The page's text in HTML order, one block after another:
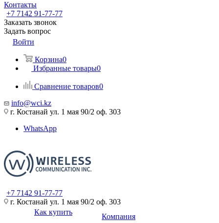
Контакты
+7 7142 91-77-77
Заказать звонок
Задать вопрос
Войти
Корзина0
Избранные товары0
Сравнение товаров0
info@wci.kz
г. Костанай ул. 1 мая 90/2 оф. 303
WhatsApp
+7 7142 91-77-77
г. Костанай ул. 1 мая 90/2 оф. 303
Как купить
Компания